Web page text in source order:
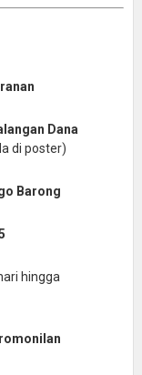
Dana
di poster)
Barong
hingga